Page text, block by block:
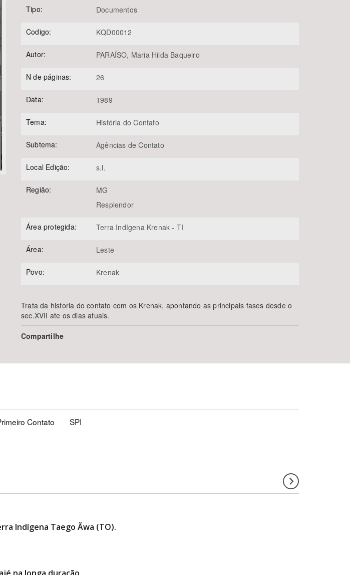
Tipo: Documentos
Codigo: KQD00012
Autor: PARAÍSO, Maria Hilda Baqueiro
N de páginas: 26
Data: 1989
Tema: História do Contato
Subtema: Agências de Contato
Local Edição: s.l.
Região:
MG
Resplendor
Área protegida: Terra Indígena Krenak - TI
Área: Leste
Povo: Krenak
Trata da historia do contato com os Krenak, apontando as principais fases desde o
sec.XVII ate os dias atuais.
Compartilhe
Contato SPI
Indígena Taego Ãwa (TO).